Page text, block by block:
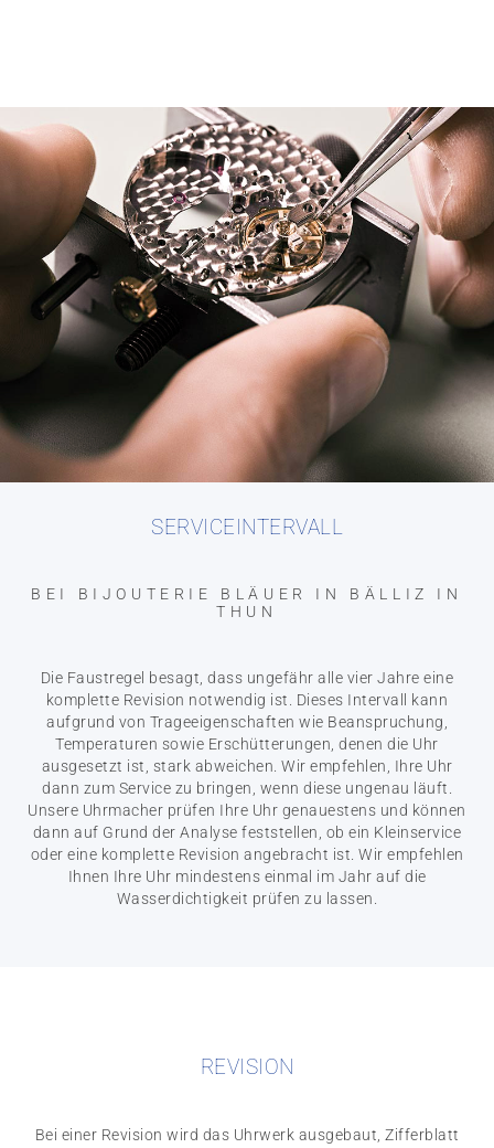
SERVICEINTERVALL
BEI BIJOUTERIE BLÄUER IN BÄLLIZ IN
THUN
Die Faustregel besagt, dass ungefähr alle vier Jahre eine
komplette Revision notwendig ist. Dieses Intervall kann
aufgrund von Trageeigenschaften wie Beanspruchung,
Temperaturen sowie Erschütterungen, denen die Uhr
ausgesetzt ist, stark abweichen. Wir empfehlen, Ihre Uhr
dann zum Service zu bringen, wenn diese ungenau läuft.
Unsere Uhrmacher prüfen Ihre Uhr genauestens und können
dann auf Grund der Analyse feststellen, ob ein Kleinservice
oder eine komplette Revision angebracht ist. Wir empfehlen
Ihnen Ihre Uhr mindestens einmal im Jahr auf die
Wasserdichtigkeit prüfen zu lassen.
REVISION
Bei einer Revision wird das Uhrwerk ausgebaut, Zifferblatt